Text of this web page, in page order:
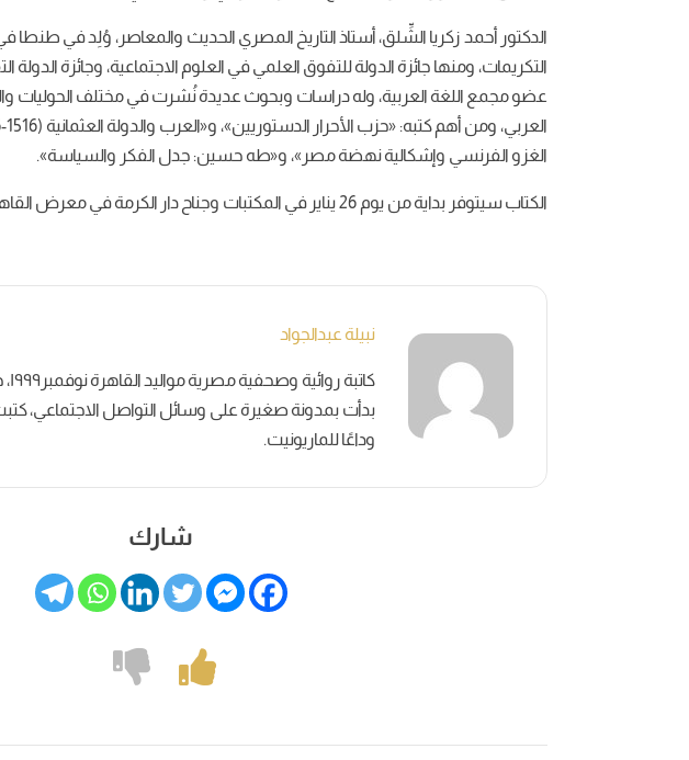
التكريمات، ومنها جائزة الدولة للتفوق العلمي في العلوم الاجتماعية، وجائزة الدولة
عضو مجمع اللغة العربية، وله دراسات وبحوث عديدة نُشرت في مختلف الحوليات
الغزو الفرنسي وإشكالية نهضة مصر»، و«طه حسين: جدل الفكر والسياسة».
الكتاب سيتوفر بداية من يوم 26 يناير في المكتبات وجناح دار الكرمة في معرض القاهرة الدولي للكتاب.
نبيلة عبدالجواد
بدأت بمدونة صغيرة على وسائل التواصل الاجتماعي، كتبت
وداعًا للماريونيت.
شارك